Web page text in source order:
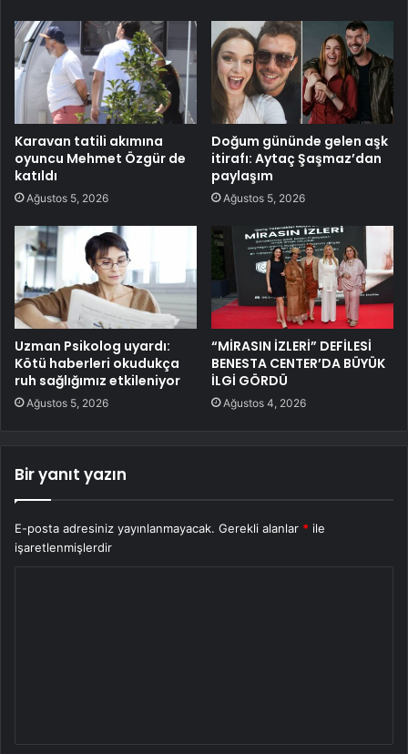
Karavan tatili akımına
oyuncu Mehmet Özgür de
katıldı
Ağustos 5, 2026
Doğum gününde gelen aşk
itirafı: Aytaç Şaşmaz’dan
paylaşım
Ağustos 5, 2026
Uzman Psikolog uyardı:
Kötü haberleri okudukça
ruh sağlığımız etkileniyor
Ağustos 5, 2026
“MİRASIN İZLERİ” DEFİLESİ
BENESTA CENTER’DA BÜYÜK
İLGİ GÖRDÜ
Ağustos 4, 2026
Bir yanıt yazın
E-posta adresiniz yayınlanmayacak. Gerekli alanlar * ile
işaretlenmişlerdir